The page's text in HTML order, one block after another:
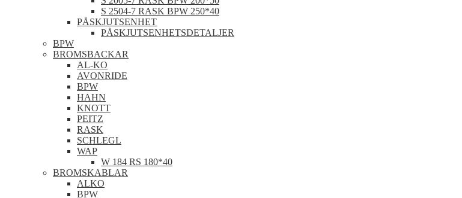
S 2504-7 RASK BPW 250*40
PÅSKJUTSENHET
PÅSKJUTSENHETSDETALJER
BPW
BROMSBACKAR
AL-KO
AVONRIDE
BPW
HAHN
KNOTT
PEITZ
RASK
SCHLEGL
WAP
W 184 RS 180*40
BROMSKABLAR
ALKO
BPW